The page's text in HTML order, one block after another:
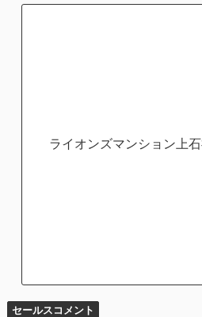
ライオンズマンション上
セールスコメント